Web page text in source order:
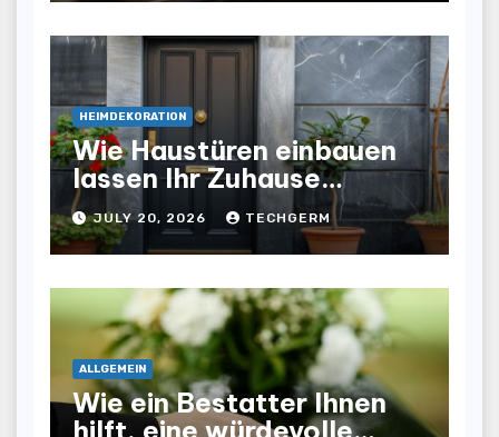
HEIMDEKORATION
Wie Haustüren einbauen
lassen Ihr Zuhause
optisch und funktional
aufwertet
JULY 20, 2026 TECHGERM
ALLGEMEIN
Wie ein Bestatter Ihnen